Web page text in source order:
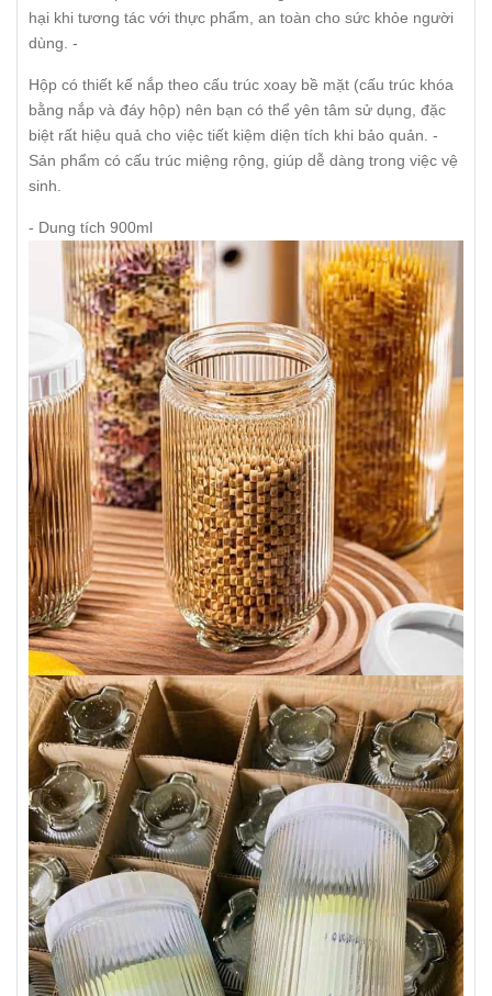
hại khi tương tác với thực phẩm, an toàn cho sức khỏe người
dùng. -
Hộp có thiết kế nắp theo cấu trúc xoay bề mặt (cấu trúc khóa
bằng nắp và đáy hộp) nên bạn có thể yên tâm sử dụng, đặc
biệt rất hiệu quả cho việc tiết kiệm diện tích khi bảo quản. -
Sản phẩm có cấu trúc miệng rộng, giúp dễ dàng trong việc vệ
sinh.
- Dung tích 900ml